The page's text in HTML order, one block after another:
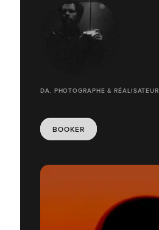
DA, PHOTOGRAPHE & RÉALISATEUR
BOOKER